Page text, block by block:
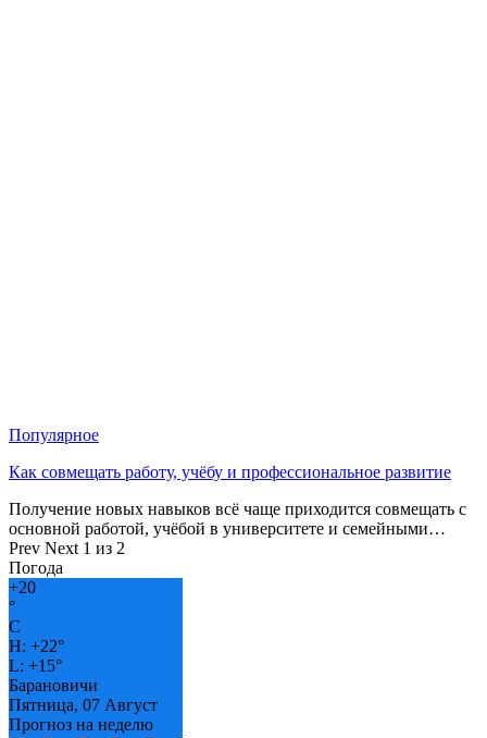
Популярное
Как совмещать работу, учёбу и профессиональное развитие
Получение новых навыков всё чаще приходится совмещать с
основной работой, учёбой в университете и семейными…
Prev Next 1 из 2
Погода
+20
°
C
H: +22°
L: +15°
Барановичи
Пятница, 07 Август
Прогноз на неделю